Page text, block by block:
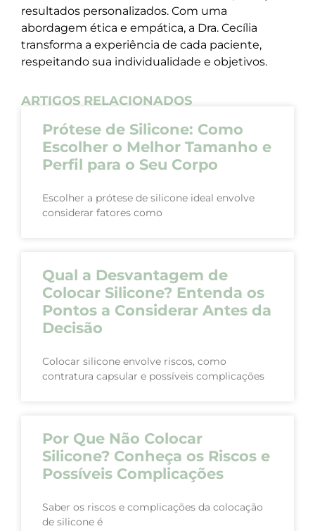
resultados personalizados. Com uma
abordagem ética e empática, a Dra. Cecília
transforma a experiência de cada paciente,
respeitando sua individualidade e objetivos.
ARTIGOS RELACIONADOS
Prótese de Silicone: Como
Escolher o Melhor Tamanho e
Perfil para o Seu Corpo
Escolher a prótese de silicone ideal envolve
considerar fatores como
Qual a Desvantagem de
Colocar Silicone? Entenda os
Pontos a Considerar Antes da
Decisão
Colocar silicone envolve riscos, como
contratura capsular e possíveis complicações
Por Que Não Colocar
Silicone? Conheça os Riscos e
Possíveis Complicações
Saber os riscos e complicações da colocação
de silicone é